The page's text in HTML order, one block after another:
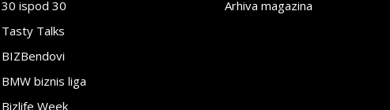
30 ispod 30
Tasty Talks
BIZBendovi
BMW biznis liga
Bizlife Week
Arhiva magazina